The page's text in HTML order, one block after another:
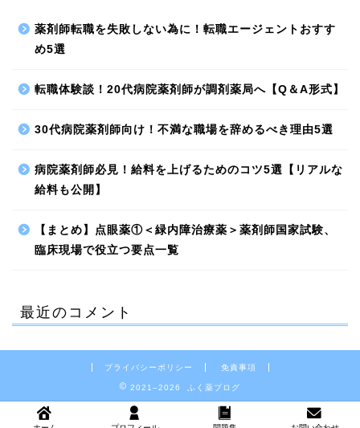
薬剤師転職を失敗しない為に！転職エージェントおすす
め5選
転職体験談！20代病院薬剤師が調剤薬局へ【Q＆A形式】
30代病院薬剤師向け！不満な職場を辞めるべき理由5選
病院薬剤師必見！給料を上げるためのコツ5選【リアルな
給料も公開】
【まとめ】点眼薬①＜緑内障治療薬＞薬剤師国家試験、
臨床現場で役立つ要点一覧
最近のコメント
プライバシーポリシー 免責事項
2021–2026 ふく薬ブログ